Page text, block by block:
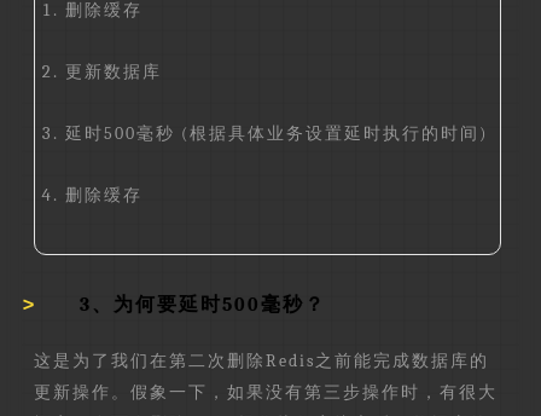
删除缓存
更新数据库
延时500毫秒 (根据具体业务设置延时执行的时间)
删除缓存
3、为何要延时500毫秒？
这是为了我们在第二次删除Redis之前能完成数据库的
更新操作。假象一下，如果没有第三步操作时，有很大